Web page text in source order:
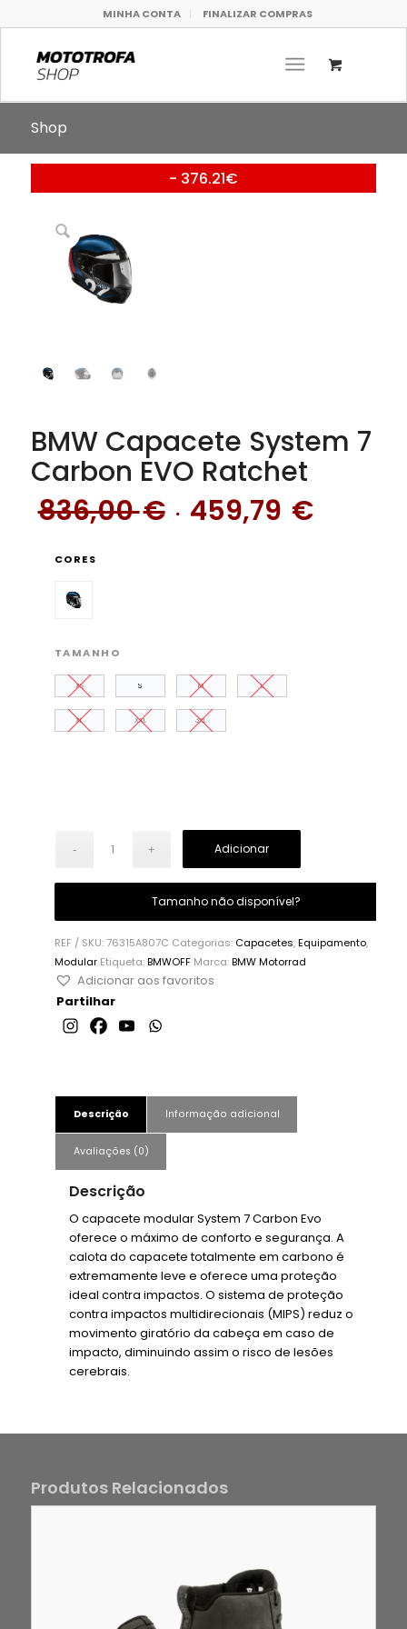
MINHA CONTA FINALIZAR COMPRAS
Shop
- 376.21€
BMW Capacete System 7
Carbon EVO Ratchet
836,00€ O
preço
459,79 €
CORES
TAMANHO
XS S M L
XL XXL 3XL
Adicionar
Tamanho não disponível?
Adicionar aos favoritos
REF / SKU: 76315A807C Categorias: Capacetes,Equipamento,
Modular Etiqueta:BMWOFF Marca:BMW Motorrad
Partilhar
Descrição Informação adicional
Avaliações (0)
Descrição
O capacete modular System 7 Carbon Evo
oferece o máximo de conforto e segurança. A
calota do capacete totalmente em carbono é
extremamente leve e oferece uma proteção
ideal contra impactos. O sistema de proteção
contra impactos multidirecionais (MIPS) reduz o
movimento giratório da cabeça em caso de
impacto, diminuindo assim o risco de lesões
cerebrais.
Produtos Relacionados